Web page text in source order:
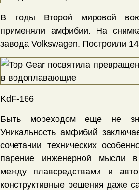
В годы Второй мировой
применяли амфибии. На
завода Volkswagen. Построили
KdF-166
Быть мореходом еще не
Уникальность амфибий
сочетании технических
парение инженерной мысли в
между плавсредствами и
конструктивные решения даже